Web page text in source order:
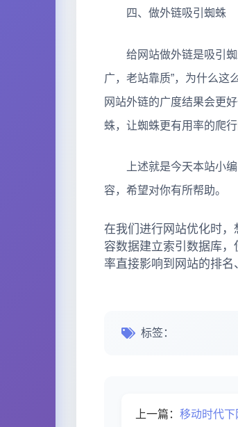
四、做外链吸引蜘蛛
给网站做外链是吸引蜘
广，老站靠质”，为什么这
网站外链的广度结果会更
蛛，让蜘蛛更有用率的爬行
上述就是今天本站小编
容，希望对你有所帮助。
在我们进行网站优化时
容数据建立索引数据库
率直接影响到网站的排
标签：
上一篇： 移动时代下